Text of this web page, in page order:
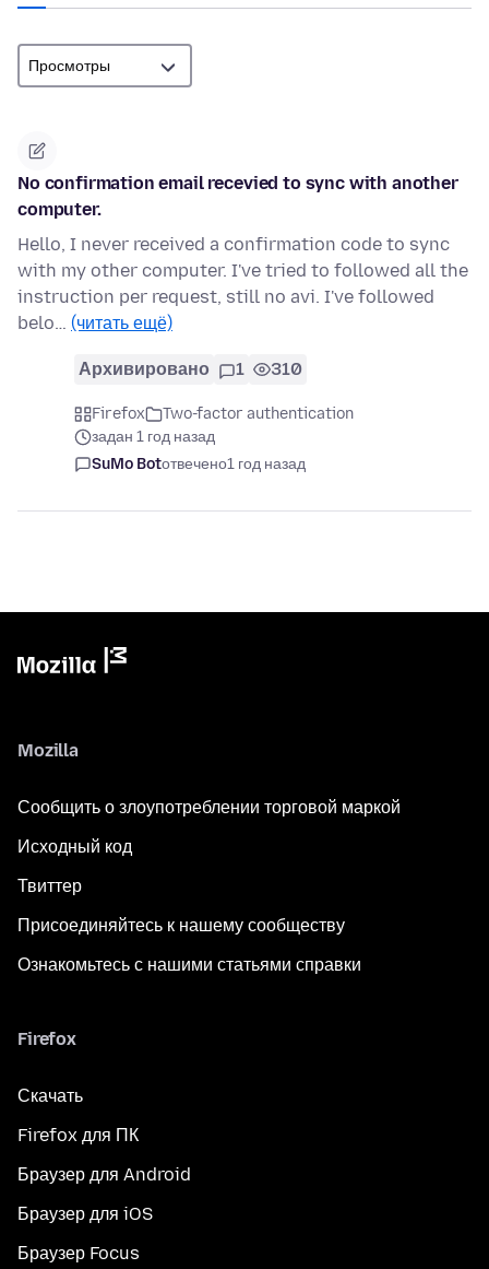
No confirmation email recevied to sync with another
computer.
Hello, I never received a confirmation code to sync
with my other computer. I've tried to followed all the
instruction per request, still no avi. I've followed
belo… (читать ещё)
Архивировано 1 310
Firefox
Two-factor authentication
задан 1 год назад
SuMo Botотвечено1 год назад
Mozilla
Сообщить о злоупотреблении торговой маркой
Исходный код
Твиттер
Присоединяйтесь к нашему сообществу
Ознакомьтесь с нашими статьями справки
Firefox
Скачать
Firefox для ПК
Браузер для Android
Браузер для iOS
Браузер Focus